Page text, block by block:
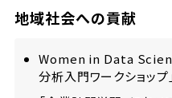
地域社会への貢献
Women in Data
分析入門ワークショップ